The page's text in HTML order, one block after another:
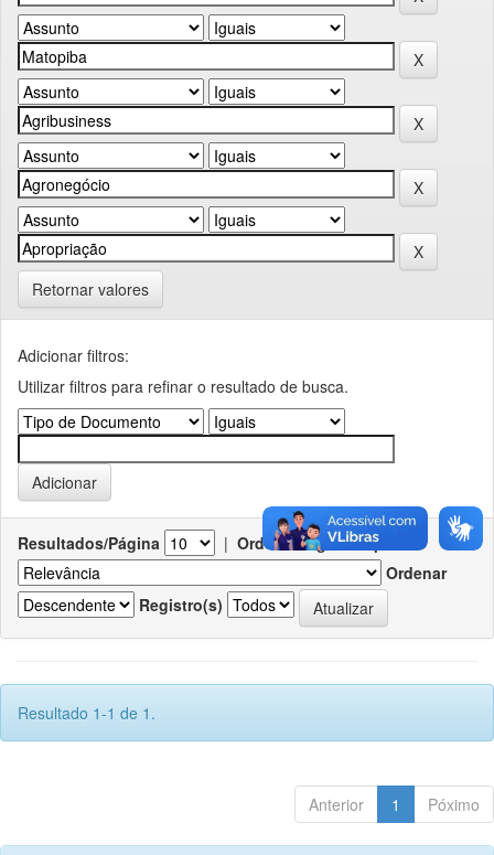
Retornar valores
Adicionar filtros:
Utilizar filtros para refinar o resultado de busca.
Resultados/Página | Ordenar registros por
Ordenar
Registro(s)
Resultado 1-1 de 1.
Anterior 1 Póximo